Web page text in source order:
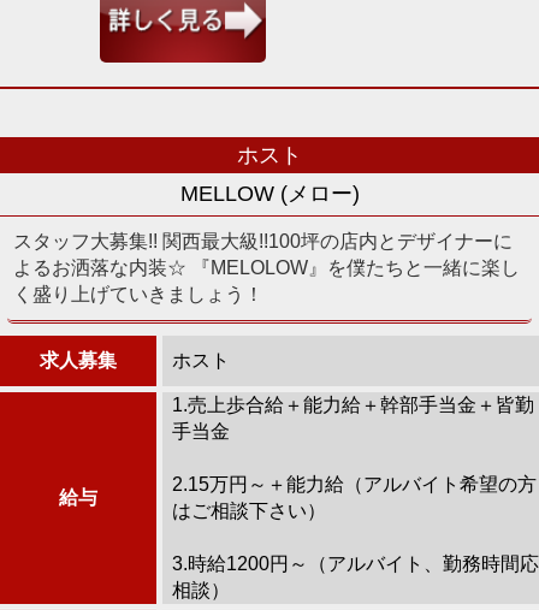
ホスト
MELLOW (メロー)
スタッフ大募集!! 関西最大級!!100坪の店内とデザイナーに
よるお洒落な内装☆ 『MELOLOW』を僕たちと一緒に楽し
く盛り上げていきましょう！
求人募集 ホスト
給与
1.売上歩合給＋能力給＋幹部手当金＋皆勤
手当金
2.15万円～＋能力給（アルバイト希望の方
はご相談下さい）
3.時給1200円～（アルバイト、勤務時間応
相談）